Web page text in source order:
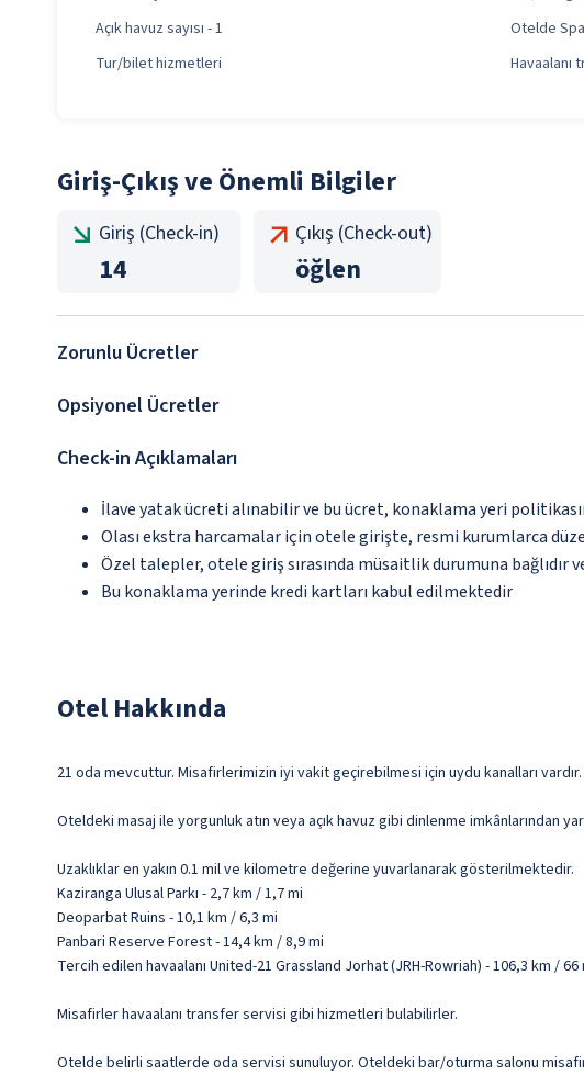
Açık havuz sayısı - 1
Otelde
Tur/bilet hizmetleri
Havaalanı
Giriş-Çıkış ve Önemli Bilgiler
Giriş (Check-in)
14
Çıkış (Check-out)
öğlen
Zorunlu Ücretler
Opsiyonel Ücretler
Check-in Açıklamaları
İlave yatak ücreti alınabilir ve bu ücret, konaklama yeri
Olası ekstra harcamalar için otele girişte, resmi kurumlarca
Özel talepler, otele giriş sırasında müsaitlik durumuna
Bu konaklama yerinde kredi kartları kabul edilmektedir
Otel Hakkında
21 oda mevcuttur. Misafirlerimizin iyi vakit geçirebilmesi için uydu kanalları
Oteldeki masaj ile yorgunluk atın veya açık havuz gibi dinlenme imkânlarından
Uzaklıklar en yakın 0.1 mil ve kilometre değerine yuvarlanarak gösterilmektedir.
Kaziranga Ulusal Parkı - 2,7 km / 1,7 mi
Deoparbat Ruins - 10,1 km / 6,3 mi
Panbari Reserve Forest - 14,4 km / 8,9 mi
Tercih edilen havaalanı United-21 Grassland Jorhat (JRH-Rowriah) - 106,3 km /
Misafirler havaalanı transfer servisi gibi hizmetleri bulabilirler.
Otelde belirli saatlerde oda servisi sunuluyor. Oteldeki bar/oturma salonu